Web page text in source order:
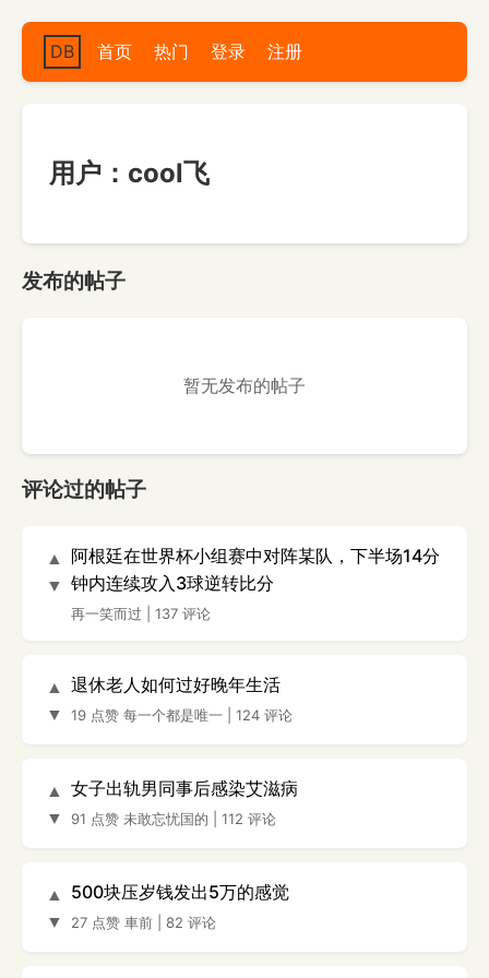
DB 首页 热门 登录 注册
用户：cool飞
发布的帖子
暂无发布的帖子
评论过的帖子
▲
▼
阿根廷在世界杯小组赛中对阵某队，下半场14分
钟内连续攻入3球逆转比分
再一笑而过 137 评论
▲
▼
退休老人如何过好晚年生活
19 点赞 每一个都是唯一 124 评论
▲
▼
女子出轨男同事后感染艾滋病
91 点赞 未敢忘忧国的 112 评论
▲
▼
500块压岁钱发出5万的感觉
27 点赞 車前 82 评论